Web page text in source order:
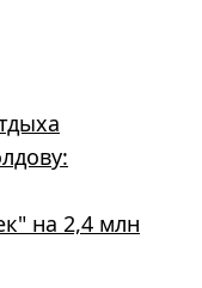
на 2,4 млн